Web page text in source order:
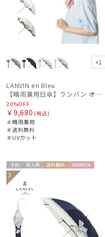
+1
LANVIN en Bleu
【晴雨兼用日傘】ランバン オン ブルー (LANVIN en Bleu) フレアフリル 一級遮光99.99% 遮熱 簡単開閉 UV 晴雨兼用
20%OFF
￥9,680 (税込)
＃晴雨兼用
＃送料無料
＃UVカット
予約
荷
3